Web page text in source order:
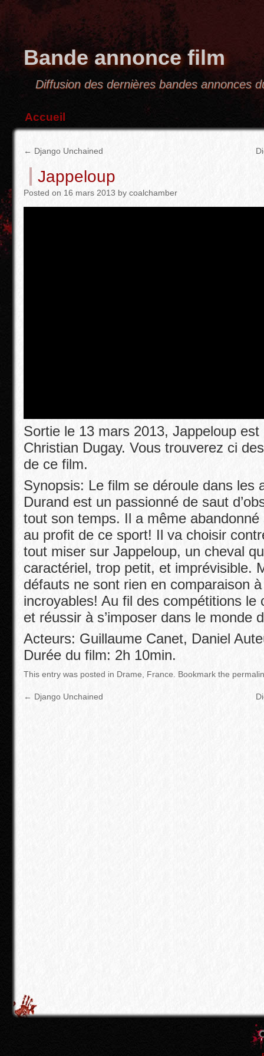
Bande annonce film
Diffusion des dernières bandes annonces
Accueil
← Django Unchained
Jappeloup
Posted on 16 mars 2013 by coalchamber
Sortie le 13 mars 2013, Jappeloup
Christian Dugay. Vous trouverez ci
de ce film.
Synopsis: Le film se déroule dans les
Durand est un passionné de saut
tout son temps. Il a même abandonné
au profit de ce sport! Il va choisir
tout miser sur Jappeloup, un cheval
caractériel, trop petit, et imprévisible.
défauts ne sont rien en comparaison
incroyables! Au fil des compétitions le
et réussir à s’imposer dans le monde
Acteurs: Guillaume Canet, Daniel
Durée du film: 2h 10min.
This entry was posted in Drame France Bookmark the
← Django Unchained